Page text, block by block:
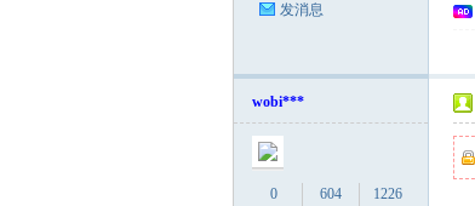
发消息
wobi***
0
604
1226